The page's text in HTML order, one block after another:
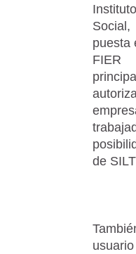
puesta
de